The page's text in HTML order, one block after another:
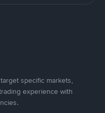
specific markets,
experience with